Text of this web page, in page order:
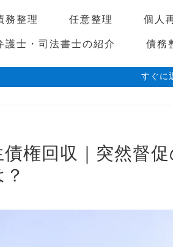
務整理 任意整理 個人
護士・司法書士の紹介
債務
すぐに
権回収｜突然督